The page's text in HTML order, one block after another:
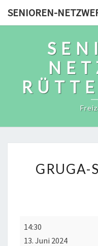
SENIOREN-
GRUGA-
Gruga-
Spaziergang
14:30
13. Juni 2024